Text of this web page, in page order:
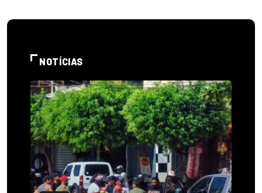
NOTÍCIAS